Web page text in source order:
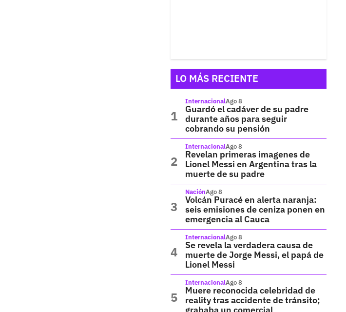
LO MÁS RECIENTE
InternacionalAgo 8
Guardó el cadáver de su padre
durante años para seguir
cobrando su pensión
InternacionalAgo 8
Revelan primeras imagenes de
Lionel Messi en Argentina tras la
muerte de su padre
NaciónAgo 8
Volcán Puracé en alerta naranja:
seis emisiones de ceniza ponen en
emergencia al Cauca
InternacionalAgo 8
Se revela la verdadera causa de
muerte de Jorge Messi, el papá de
Lionel Messi
InternacionalAgo 8
Muere reconocida celebridad de
reality tras accidente de tránsito;